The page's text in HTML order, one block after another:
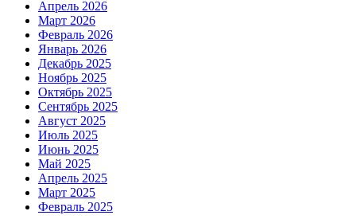
Апрель 2026
Март 2026
Февраль 2026
Январь 2026
Декабрь 2025
Ноябрь 2025
Октябрь 2025
Сентябрь 2025
Август 2025
Июль 2025
Июнь 2025
Май 2025
Апрель 2025
Март 2025
Февраль 2025